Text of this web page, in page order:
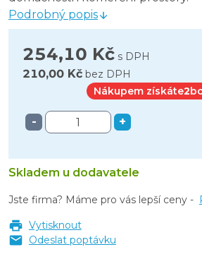
Podrobný popis
254,10 Kč s DPH
210,00 Kč bez DPH
Nákupem získáte2
- +
Skladem u dodavatele
Jste firma? Máme pro vás lepší ceny -
Vytisknout
Odeslat poptávku